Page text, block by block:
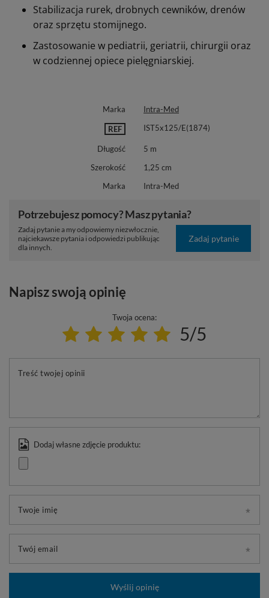
Stabilizacja rurek, drobnych cewników, drenów
oraz sprzętu stomijnego.
Zastosowanie w pediatrii, geriatrii, chirurgii oraz
w codziennej opiece pielęgniarskiej.
Marka Intra-Med
REF IST5x125/E(1874)
Długość
5 m
Szerokość
1,25 cm
Marka
Intra-Med
Potrzebujesz pomocy? Masz pytania?
Zadaj pytanie a my odpowiemy niezwłocznie,
najciekawsze pytania i odpowiedzi publikując
dla innych.
Zadaj pytanie
Napisz swoją opinię
Twoja ocena:
5/5
Treść twojej opinii
Dodaj własne zdjęcie produktu:
Twoje imię
Twój email
Wyślij opinię